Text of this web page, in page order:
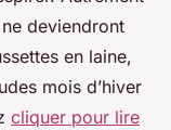
deviendront
en laine,
mois d’hiver
cliquer pour lire